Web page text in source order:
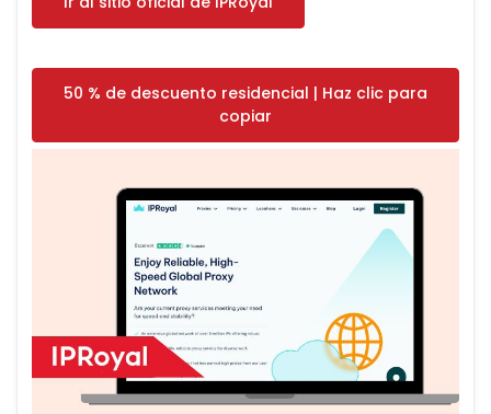
50 % de descuento residencial | Haz clic para
copiar